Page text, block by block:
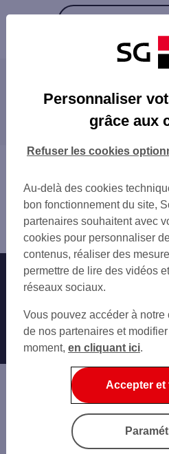
COLOMIERS
COLOMIERS GILET
TOURNEFEUILLE GASTON
TOULOUSE LES PRADETTES
BLAGNAC
CUGNAUX
TOULOUSE BILLIERES
TOULOUSE ST CYPRIEN
TOULOUSE BARR PARIS
TOULOUSE BERNARD
TOULOUSE VICTOR HUGO
TOULOUSE METZ
TOULOUSE ST-MICHEL
AUCAMVILLE
TOULOUSE ST AGNE
TOULOUSE DEMOISELLES
Les agences SG dans les
PLAISANCE-DU-TOUCH
CUGNAUX
FONSORBES
TOULOUSE
L'UNION
RAMONVILLE-SAINT-AGNE
BALMA
SAINT-JEAN
CASTANET-TOLOSAN
SAINT-ORENS-DE-GAMEVILLE
Colomiers
Agence COLOMIERS LE PERGET
Nos engagements
Autres sites
Banque
Economie
Informations
Personnaliser
grâce aux
Au-delà des cookies
bon fonctionnement du site,
partenaires souhaitent avec
cookies pour personnaliser
contenus, réaliser des
permettre de lire des vidéos
réseaux sociaux.
Vous pouvez accéder à
de nos partenaires et
moment, en cliquant ici.
Refuser les cookies
Accepter et